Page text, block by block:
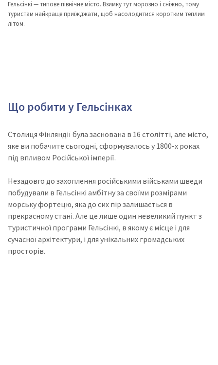
Гельсінкі — типове північне місто. Взимку тут морозно і сніжно, тому
туристам найкраще приїжджати, щоб насолодитися коротким теплим
літом.
Що робити у Гельсінках
Столиця Фінляндії була заснована в 16 столітті, але місто,
яке ви побачите сьогодні, сформувалось у 1800-х роках
під впливом Російської імперії.
Незадовго до захоплення російськими військами шведи
побудували в Гельсінкі амбітну за своїми розмірами
морську фортецю, яка до сих пір залишається в
прекрасному стані. Але це лише один невеликий пункт з
туристичної програми Гельсінкі, в якому є місце і для
сучасної архітектури, і для унікальних громадських
просторів.